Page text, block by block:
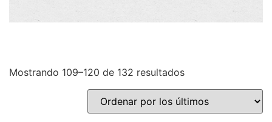
Mostrando 109–120 de 132 resultados